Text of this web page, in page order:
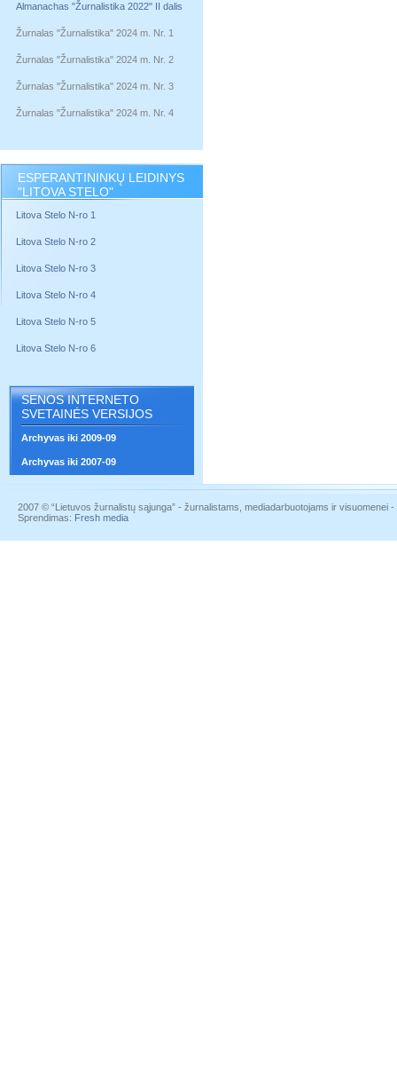
Almanachas "Žurnalistika 2022" II dalis
Žurnalas "Žurnalistika" 2024 m. Nr. 1
Žurnalas "Žurnalistika" 2024 m. Nr. 2
Žurnalas "Žurnalistika" 2024 m. Nr. 3
Žurnalas "Žurnalistika" 2024 m. Nr. 4
ESPERANTININKŲ LEIDINYS
"LITOVA STELO"
Litova Stelo N-ro 1
Litova Stelo N-ro 2
Litova Stelo N-ro 3
Litova Stelo N-ro 4
Litova Stelo N-ro 5
Litova Stelo N-ro 6
SENOS INTERNETO
SVETAINĖS VERSIJOS
Archyvas iki 2009-09
Archyvas iki 2007-09
2007 © “Lietuvos žurnalistų sąjunga” - žurnalistams, mediadarbuotojams ir visuomenei
Sprendimas: Fresh media